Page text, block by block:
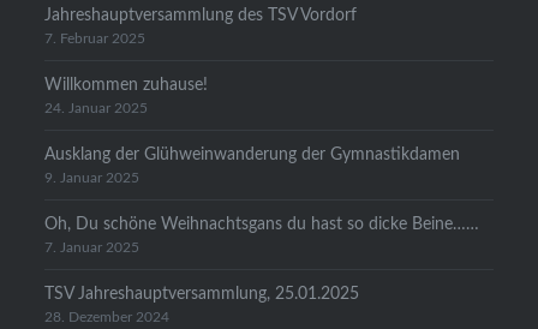
Jahreshauptversammlung des TSV Vordorf
7. Februar 2025
Willkommen zuhause!
24. Januar 2025
Ausklang der Glühweinwanderung der Gymnastikdamen
9. Januar 2025
Oh, Du schöne Weihnachtsgans du hast so dicke Beine……
7. Januar 2025
TSV Jahreshauptversammlung, 25.01.2025
28. Dezember 2024